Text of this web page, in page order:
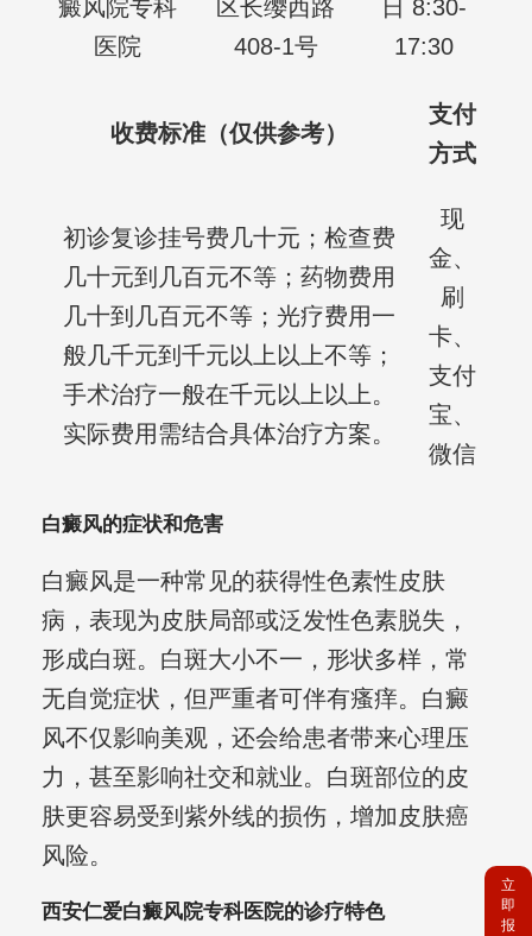
癜风院专科
医院
区长缨西路
408-1号
日 8:30-
17:30
收费标准（仅供参考）
支付
方式
初诊复诊挂号费几十元；检查费
几十元到几百元不等；药物费用
几十到几百元不等；光疗费用一
般几千元到千元以上以上不等；
手术治疗一般在千元以上以上。
实际费用需结合具体治疗方案。
现
金、
刷
卡、
支付
宝、
微信
白癜风的症状和危害
白癜风是一种常见的获得性色素性皮肤
病，表现为皮肤局部或泛发性色素脱失，
形成白斑。白斑大小不一，形状多样，常
无自觉症状，但严重者可伴有瘙痒。白癜
风不仅影响美观，还会给患者带来心理压
力，甚至影响社交和就业。白斑部位的皮
肤更容易受到紫外线的损伤，增加皮肤癌
风险。
西安仁爱白癜风院专科医院的诊疗特色
立
即
报